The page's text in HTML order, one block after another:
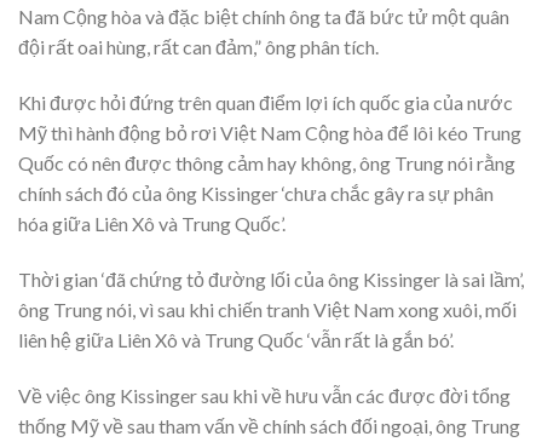
Nam Cộng hòa và đặc biệt chính ông ta đã bức tử một quân
đội rất oai hùng, rất can đảm,” ông phân tích.
Khi được hỏi đứng trên quan điểm lợi ích quốc gia của nước
Mỹ thì hành động bỏ rơi Việt Nam Cộng hòa để lôi kéo Trung
Quốc có nên được thông cảm hay không, ông Trung nói rằng
chính sách đó của ông Kissinger ‘chưa chắc gây ra sự phân
hóa giữa Liên Xô và Trung Quốc’.
Thời gian ‘đã chứng tỏ đường lối của ông Kissinger là sai lầm’,
ông Trung nói, vì sau khi chiến tranh Việt Nam xong xuôi, mối
liên hệ giữa Liên Xô và Trung Quốc ‘vẫn rất là gắn bó’.
Về việc ông Kissinger sau khi về hưu vẫn các được đời tổng
thống Mỹ về sau tham vấn về chính sách đối ngoại, ông Trung